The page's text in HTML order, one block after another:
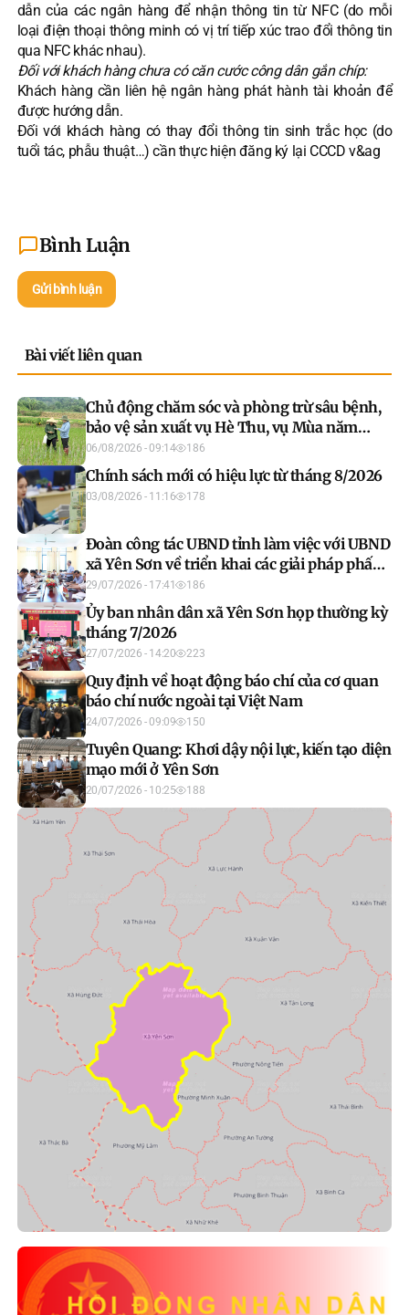
dẫn của các ngân hàng để nhận thông tin từ NFC (do mỗi
loại điện thoại thông minh có vị trí tiếp xúc trao đổi thông tin
qua NFC khác nhau).
Đối với khách hàng chưa có căn cước công dân gắn chíp:
Khách hàng cần liên hệ ngân hàng phát hành tài khoản để
được hướng dẫn.
Đối với khách hàng có thay đổi thông tin sinh trắc học (do
tuổi tác, phẫu thuật…) cần thực hiện đăng ký lại CCCD v&ag
Bình Luận
Gửi bình luận
Bài viết liên quan
Chủ động chăm sóc và phòng trừ sâu bệnh,
bảo vệ sản xuất vụ Hè Thu, vụ Mùa năm
2026
06/08/2026 - 09:14 186
Chính sách mới có hiệu lực từ tháng 8/2026
03/08/2026 - 11:16 178
Đoàn công tác UBND tỉnh làm việc với UBND
xã Yên Sơn về triển khai các giải pháp phấn
đấu hoàn thành mục tiêu tăng trưởng GRDP
hai con số
29/07/2026 - 17:41 186
Ủy ban nhân dân xã Yên Sơn họp thường kỳ
tháng 7/2026
27/07/2026 - 14:20 223
Quy định về hoạt động báo chí của cơ quan
báo chí nước ngoài tại Việt Nam
24/07/2026 - 09:09 150
Tuyên Quang: Khơi dậy nội lực, kiến tạo diện
mạo mới ở Yên Sơn
20/07/2026 - 10:25 188